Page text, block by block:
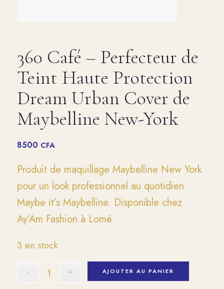
360 Café – Perfecteur de
Teint Haute Protection
Dream Urban Cover de
Maybelline New-York
8500 CFA
Produit de maquillage Maybelline New York
pour un look professionnel au quotidien.
Maybe it’s Maybelline. Disponible chez
Ay’Am Fashion à Lomé.
3 en stock
AJOUTER AU PANIER